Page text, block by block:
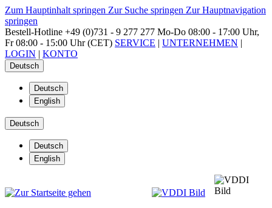
Zum Hauptinhalt springen Zur Suche springen Zur Hauptnavigation
springen
Bestell-Hotline +49 (0)731 - 9 277 277 Mo-Do 08:00 - 17:00 Uhr,
Fr 08:00 - 15:00 Uhr (CET) SERVICE | UNTERNEHMEN |
LOGIN | KONTO
Deutsch
Deutsch
English
Deutsch
Deutsch
English